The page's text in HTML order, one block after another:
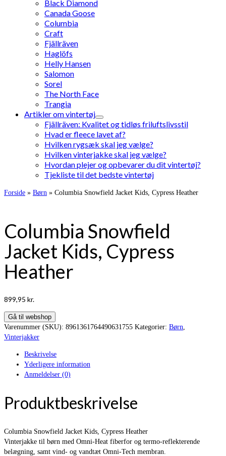
Black Diamond
Canada Goose
Columbia
Craft
Fjällräven
Haglöfs
Helly Hansen
Salomon
Sorel
The North Face
Trangia
Artikler om vintertøj
Fjällräven: Kvalitet og tidløs friluftslivsstil
Hvad er fleece lavet af?
Hvilken rygsæk skal jeg vælge?
Hvilken vinterjakke skal jeg vælge?
Hvordan plejer og opbevarer du dit vintertøj?
Tjekliste til det bedste vintertøj
Forside » Børn » Columbia Snowfield Jacket Kids, Cypress Heather
Columbia Snowfield
Jacket Kids, Cypress
Heather
899,95 kr.
Gå til webshop
Varenummer (SKU): 8961361764490631755 Kategorier: Børn
Vinterjakker
Beskrivelse
Yderligere information
Anmeldelser (0)
Produktbeskrivelse
Columbia Snowfield Jacket Kids, Cypress Heather
Vinterjakke til børn med Omni-Heat fiberfor og termo-reflekterende
belægning, samt vind- og vandtæt Omni-Tech membran.